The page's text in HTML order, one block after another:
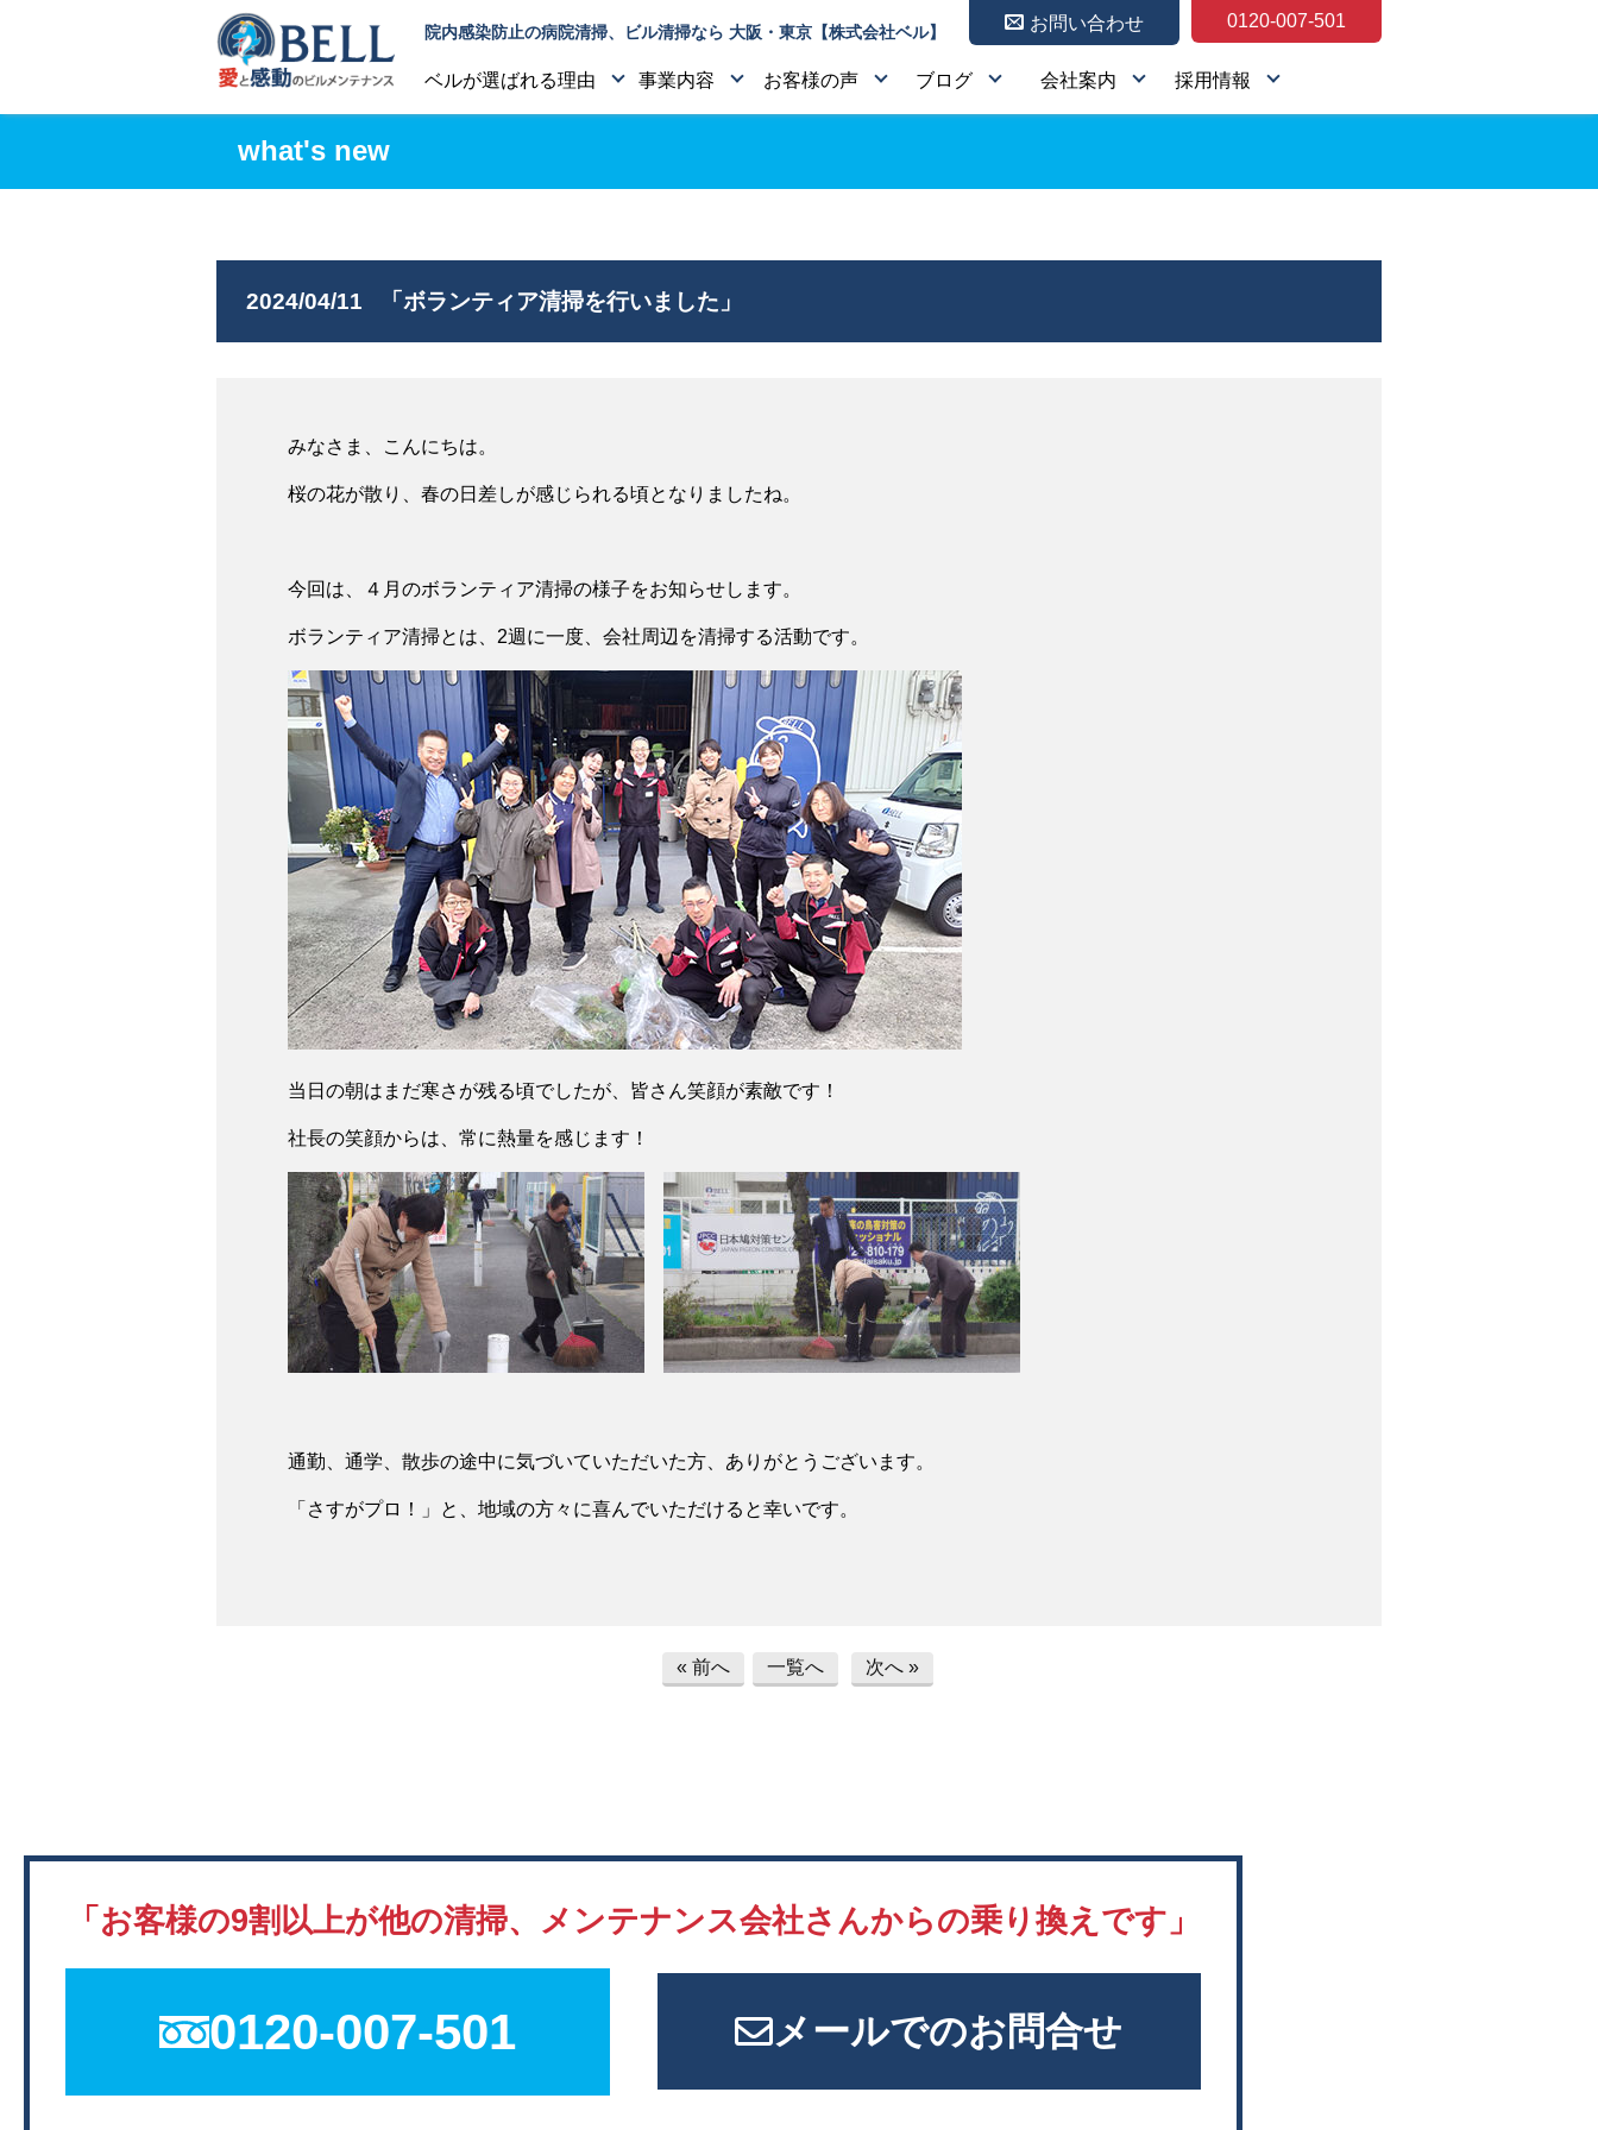
院内感染防止の病院清掃、ビル清掃なら 大阪・東京【株式会社ベル】 お問い合わせ 0120-007-501
ベルが選ばれる理由 事業内容 お客様の声 ブログ 会社案内 採用情報
what's new
2024/04/11 「ボランティア清掃を行いました」
みなさま、こんにちは。
桜の花が散り、春の日差しが感じられる頃となりましたね。
今回は、４月のボランティア清掃の様子をお知らせします。
ボランティア清掃とは、2週に一度、会社周辺を清掃する活動です。
当日の朝はまだ寒さが残る頃でしたが、皆さん笑顔が素敵です！
社長の笑顔からは、常に熱量を感じます！
通勤、通学、散歩の途中に気づいていただいた方、ありがとうございます。
「さすがプロ！」と、地域の方々に喜んでいただけると幸いです。
« 前へ 一覧へ 次へ »
「お客様の9割以上が他の清掃、 メンテナンス会社さんからの乗り換えです」
0120-007-501 メールでのお問合せ